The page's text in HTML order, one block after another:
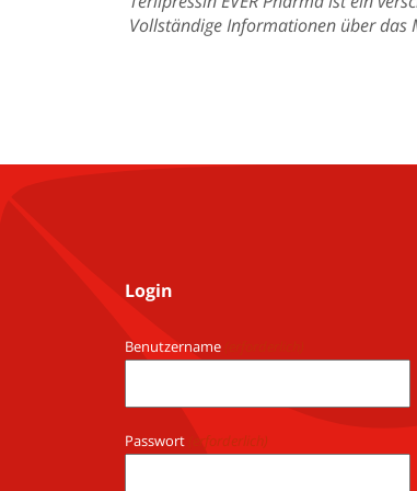
Vollständige Informationen über das
Login
Benutzername
Passwort (erforderlich)